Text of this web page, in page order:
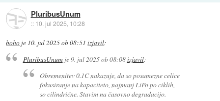
PluribusUnum
:: 10. jul 2025, 10:28
boho je 10. jul 2025 ob 08:51 izjavil:
PluribusUnumje9. jul 2025 ob 08:08izjavil:
Obremenitev 0.1C nakazuje, da so posamezne celice
fokusiranje na kapaciteto, najmanj LiPo po ciklih,
so cilindrične. Stavim na časovno degradacijo.